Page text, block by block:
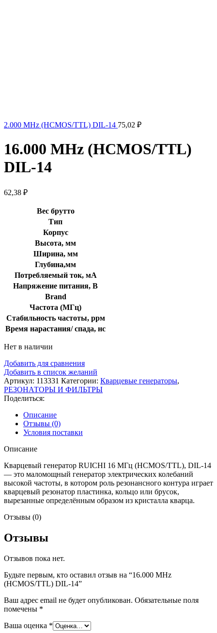
2.000 MHz (HCMOS/TTL) DIL-14 75,02 ₽
16.000 MHz (HCMOS/TTL)
DIL-14
62,38 ₽
Вес брутто
Тип
Корпус
Высота, мм
Ширина, мм
Глубина,мм
Потребляемый ток, мА
Напряжение питания, В
Brand
Частота (МГц)
Стабильность частоты, ррм
Время нарастания/ спада, нс
Нет в наличии
Добавить для сравнения
Добавить в список желаний
Артикул: 113331 Категории: Кварцевые генераторы,
РЕЗОНАТОРЫ И ФИЛЬТРЫ
Поделиться:
Описание
Отзывы (0)
Условия поставки
Описание
Кварцевый генератор RUICHI 16 МГц (HCMOS/TTL), DIL-14
— это маломощный генератор электрических колебаний
высокой частоты, в котором роль резонансного контура играет
кварцевый резонатор пластинка, кольцо или брусок,
вырезанные определённым образом из кристалла кварца.
Отзывы (0)
Отзывы
Отзывов пока нет.
Будьте первым, кто оставил отзыв на “16.000 MHz
(HCMOS/TTL) DIL-14”
Ваш адрес email не будет опубликован. Обязательные поля
помечены *
Ваша оценка *